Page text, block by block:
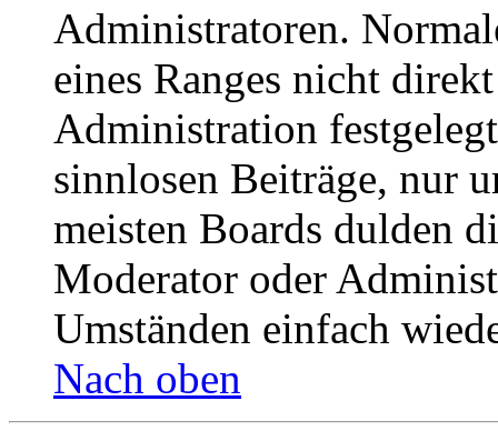
Administratoren.
eines Ranges nicht
Administration
sinnlosen Beiträge, nur
meisten Boards dulden
Moderator oder
Umständen einfach
Nach oben